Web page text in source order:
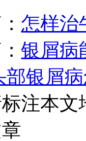
怎样治
银屑病
部银屑
注本文